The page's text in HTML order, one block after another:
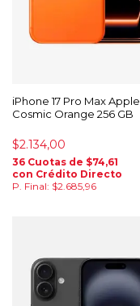
iPhone 17 Pro Max Apple
Cosmic Orange 256 GB
$2.134,00
36 Cuotas de $74,61
con Crédito Directo
P. Final: $2.685,96